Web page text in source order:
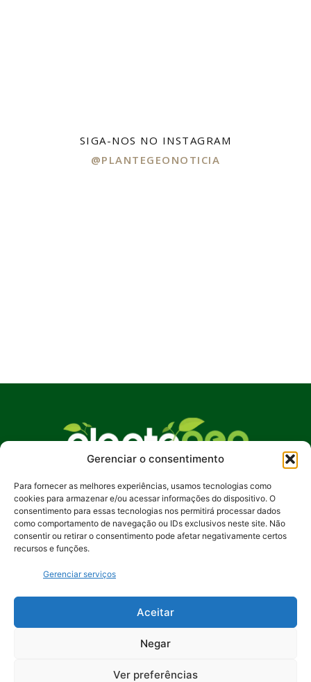
Gerenciar o consentimento
Para fornecer as melhores experiências, usamos tecnologias como
cookies para armazenar e/ou acessar informações do dispositivo. O
consentimento para essas tecnologias nos permitirá processar dados
como comportamento de navegação ou IDs exclusivos neste site. Não
consentir ou retirar o consentimento pode afetar negativamente certos
recursos e funções.
Gerenciar serviços
Aceitar
Negar
Ver preferências
SIGA-NOS NO INSTAGRAM
@PLANTEGEONOTICIA
No Plante Geo Notícias, buscamos promover
uma compreensão mais profunda das questões
ambientais, incentivando ações sustentáveis e
despertando o interesse pela preservação de
nosso planeta. Junte-se a nós na jornada rumo a
Contato:contato@plantegeonoticias.com.br